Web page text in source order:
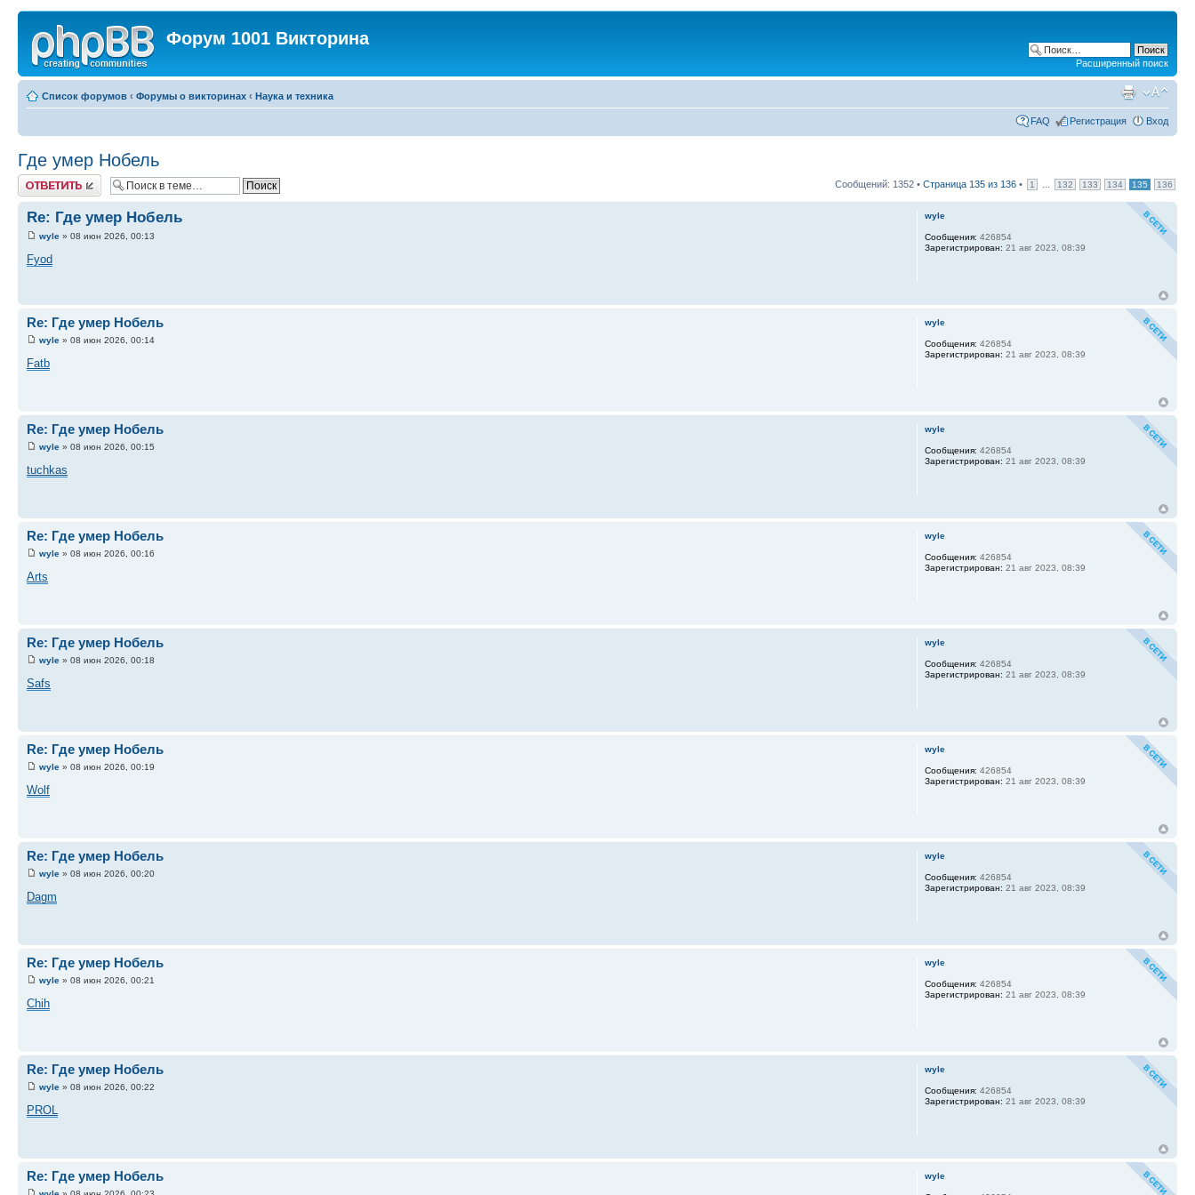
Форум 1001 Викторина
Расширенный поиск
Список форумов ‹ Форумы о викторинах ‹ Наука и техника
FAQ Регистрация Вход
Где умер Нобель
Ответить Сообщений: 1352 • Страница 135 из 136 • 1 132 133 134 135 136
Re: Где умер Нобель
wyle » 08 июн 2026, 00:13
Fyod
wyle
Сообщения: 426854
Зарегистрирован: 21 авг 2023, 08:39
Re: Где умер Нобель
wyle » 08 июн 2026, 00:14
Fatb
wyle
Сообщения: 426854
Зарегистрирован: 21 авг 2023, 08:39
Re: Где умер Нобель
wyle » 08 июн 2026, 00:15
tuchkas
wyle
Сообщения: 426854
Зарегистрирован: 21 авг 2023, 08:39
Re: Где умер Нобель
wyle » 08 июн 2026, 00:16
Arts
wyle
Сообщения: 426854
Зарегистрирован: 21 авг 2023, 08:39
Re: Где умер Нобель
wyle » 08 июн 2026, 00:18
Safs
wyle
Сообщения: 426854
Зарегистрирован: 21 авг 2023, 08:39
Re: Где умер Нобель
wyle » 08 июн 2026, 00:19
Wolf
wyle
Сообщения: 426854
Зарегистрирован: 21 авг 2023, 08:39
Re: Где умер Нобель
wyle » 08 июн 2026, 00:20
Dagm
wyle
Сообщения: 426854
Зарегистрирован: 21 авг 2023, 08:39
Re: Где умер Нобель
wyle » 08 июн 2026, 00:21
Chih
wyle
Сообщения: 426854
Зарегистрирован: 21 авг 2023, 08:39
Re: Где умер Нобель
wyle » 08 июн 2026, 00:22
PROL
wyle
Сообщения: 426854
Зарегистрирован: 21 авг 2023, 08:39
Re: Где умер Нобель wyle